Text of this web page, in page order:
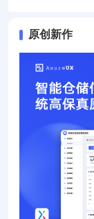
原创新作